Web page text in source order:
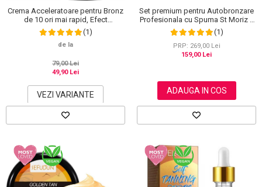
Crema Acceleratoare pentru Bronz
de 10 ori mai rapid, Efect
Intensificator, Ingrediente 100%
Naturale
(1)
de la
79,00 Lei
49,90 Lei
VEZI VARIANTE
Set premium pentru Autobronzare
Profesionala cu Spuma St Moriz x
200 ml, Ulei Stralucitor cu Sidef
Auriu NOVA KISS® x 50 ml si
Manusa
(1)
PRP: 269,00 Lei
159,00 Lei
ADAUGA IN COS